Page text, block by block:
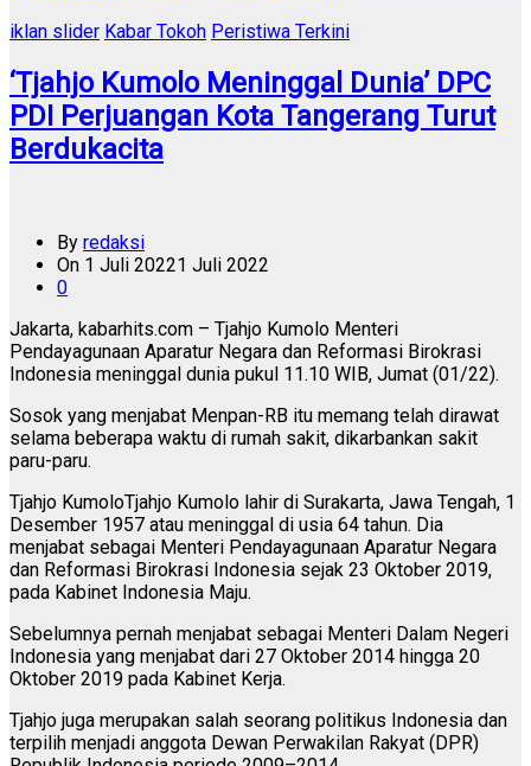
iklan slider Kabar Tokoh Peristiwa Terkini
‘Tjahjo Kumolo Meninggal Dunia’ DPC
PDI Perjuangan Kota Tangerang Turut
Berdukacita
By redaksi
On 1 Juli 20221 Juli 2022
0
Jakarta, kabarhits.com – Tjahjo Kumolo Menteri
Pendayagunaan Aparatur Negara dan Reformasi Birokrasi
Indonesia meninggal dunia pukul 11.10 WIB, Jumat (01/22).
Sosok yang menjabat Menpan-RB itu memang telah dirawat
selama beberapa waktu di rumah sakit, dikarbankan sakit
paru-paru.
Tjahjo KumoloTjahjo Kumolo lahir di Surakarta, Jawa Tengah, 1
Desember 1957 atau meninggal di usia 64 tahun. Dia
menjabat sebagai Menteri Pendayagunaan Aparatur Negara
dan Reformasi Birokrasi Indonesia sejak 23 Oktober 2019,
pada Kabinet Indonesia Maju.
Sebelumnya pernah menjabat sebagai Menteri Dalam Negeri
Indonesia yang menjabat dari 27 Oktober 2014 hingga 20
Oktober 2019 pada Kabinet Kerja.
Tjahjo juga merupakan salah seorang politikus Indonesia dan
terpilih menjadi anggota Dewan Perwakilan Rakyat (DPR)